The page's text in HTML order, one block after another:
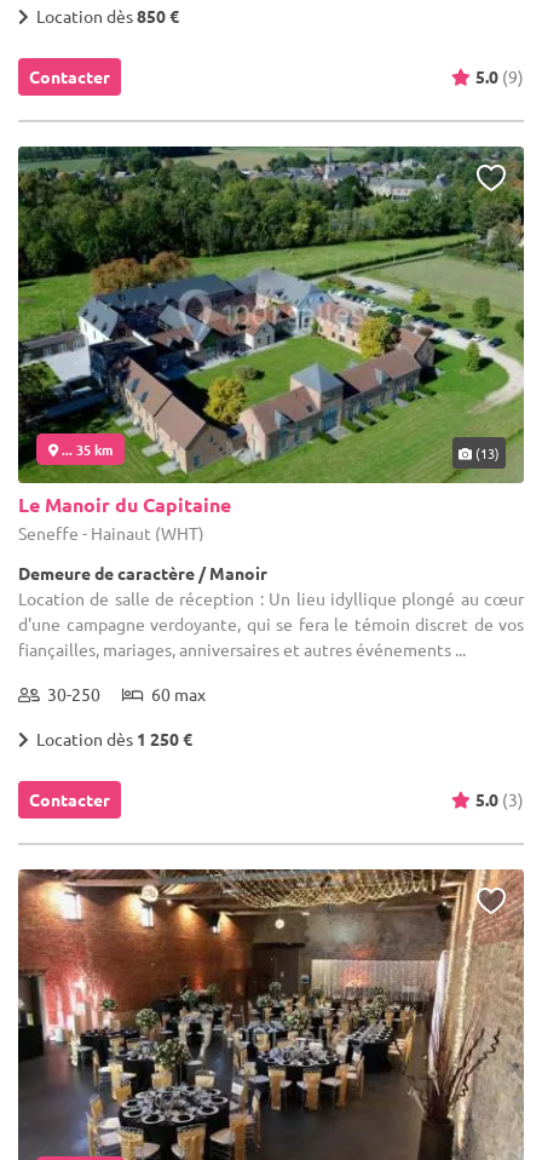
Location dès850 €
Contacter 5.0 (9)
... 35 km (13)
Le Manoir du Capitaine
Seneffe - Hainaut (WHT)
Demeure de caractère / Manoir
Location de salle de réception : Un lieu idyllique plongé au cœur
d'une campagne verdoyante, qui se fera le témoin discret de vos
fiançailles, mariages, anniversaires et autres événements ...
30-250 60 max
Location dès 1 250 €
Contacter 5.0 (3)